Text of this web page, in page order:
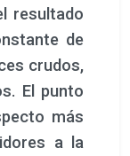
resultado
de
crudos,
El punto
más
a la